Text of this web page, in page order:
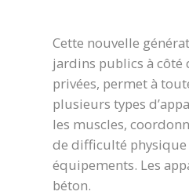
Cette nouvelle
jardins publics à côté
privées, permet à
plusieurs types
les muscles,
de difficulté
équipements. Les
béton.